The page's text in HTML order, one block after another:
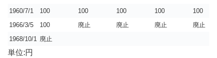
1960/7/1
100 100 100 100
100
1966/3/5
100 廃止 廃止 廃止
廃止
1968/10/1 廃止
単位:円